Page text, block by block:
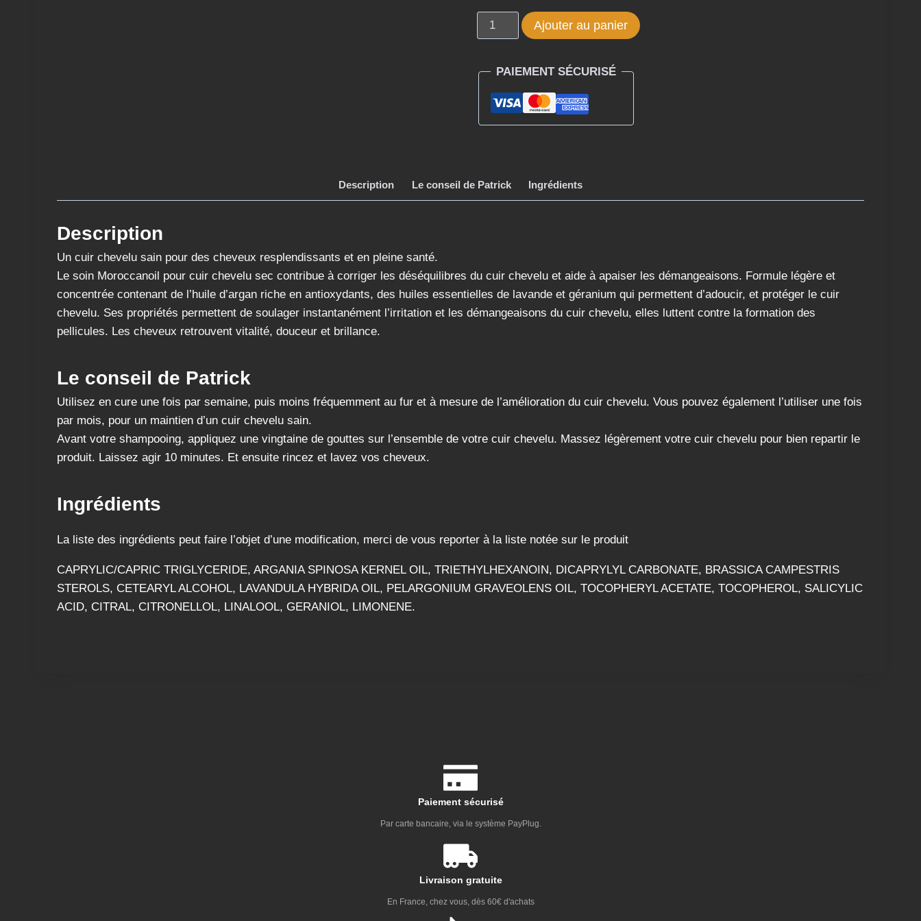
quantité
de
SOIN
CUIR
CHEVELU
Ajouter au panier
PAIEMENT SÉCURISÉ
Description Le conseil de Patrick Ingrédients
Description
Un cuir chevelu sain pour des cheveux resplendissants et en pleine santé.
Le soin Moroccanoil pour cuir chevelu sec contribue à corriger les déséquilibres du cuir chevelu et aide à apaiser les démangeaisons. Formule légère et
concentrée contenant de l’huile d’argan riche en antioxydants, des huiles essentielles de lavande et géranium qui permettent d’adoucir, et protéger le cuir
chevelu. Ses propriétés permettent de soulager instantanément l’irritation et les démangeaisons du cuir chevelu, elles luttent contre la formation des
pellicules. Les cheveux retrouvent vitalité, douceur et brillance.
Le conseil de Patrick
Utilisez en cure une fois par semaine, puis moins fréquemment au fur et à mesure de l’amélioration du cuir chevelu. Vous pouvez également l’utiliser une fois
par mois, pour un maintien d’un cuir chevelu sain.
Avant votre shampooing, appliquez une vingtaine de gouttes sur l’ensemble de votre cuir chevelu. Massez légèrement votre cuir chevelu pour bien repartir le
produit. Laissez agir 10 minutes. Et ensuite rincez et lavez vos cheveux.
Ingrédients
La liste des ingrédients peut faire l’objet d’une modification, merci de vous reporter à la liste notée sur le produit
CAPRYLIC/CAPRIC TRIGLYCERIDE, ARGANIA SPINOSA KERNEL OIL, TRIETHYLHEXANOIN, DICAPRYLYL CARBONATE, BRASSICA CAMPESTRIS
STEROLS, CETEARYL ALCOHOL, LAVANDULA HYBRIDA OIL, PELARGONIUM GRAVEOLENS OIL, TOCOPHERYL ACETATE, TOCOPHEROL, SALICYLIC
ACID, CITRAL, CITRONELLOL, LINALOOL, GERANIOL, LIMONENE.
Paiement sécurisé
Par carte bancaire, via le système PayPlug.
Livraison gratuite
En France, chez vous, dès 60€ d'achats